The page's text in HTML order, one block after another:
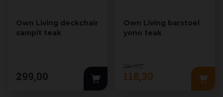
Own Living deckchair
sampit teak
299,00
Own Living barstoel
yono teak
169 ,00
118,30